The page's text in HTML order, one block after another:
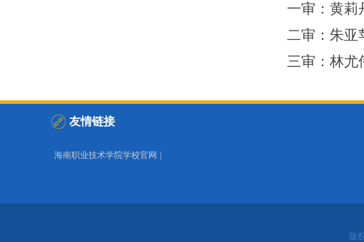
一审：黄莉
二审：朱亚
三审：林尤
友情链接
海南职业技术学院学校官网
版